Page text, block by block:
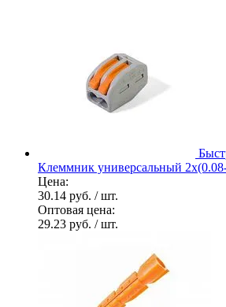
Клеммник универсальный
Цена:
30.14 руб. / шт.
Оптовая цена:
29.23 руб. / шт.